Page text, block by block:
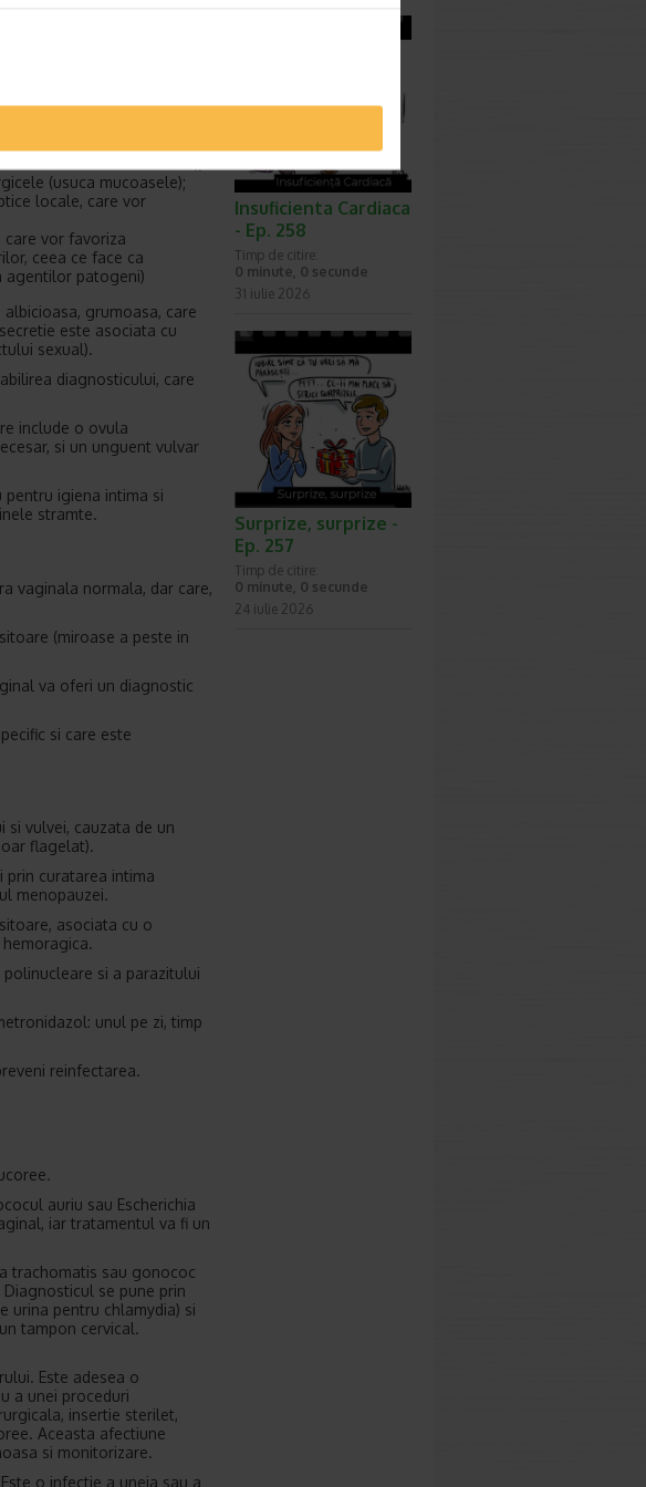
care de obicei face
(usuca mucoasele);
locale, care vor
vor favoriza
ceea ce face ca
agentilor patogeni)
grumoasa, care
este asociata cu
sexual).
diagnosticului, care
include o ovula
si un unguent vulvar
pentru igiena intima si
stramte.
vaginala normala, dar care,
(miroase a peste in
va oferi un diagnostic
si care este
si vulvei, cauzata de un
flagelat).
prin curatarea intima
menopauzei.
asociata cu o
si a parazitului
unul pe zi, timp
reinfectarea.
auriu sau Escherichia
iar tratamentul va fi un
trachomatis sau gonococ
se pune prin
urina pentru chlamydia) si
tampon cervical.
Este adesea o
a unei proceduri
insertie sterilet,
Aceasta afectiune
si monitorizare.
o infectie a uneia sau a
Insuficienta Cardiaca
- Ep. 258
Timp de citire:
0 minute, 0 secunde
31 iulie 2026
Surprize, surprize -
Ep. 257
Timp de citire:
0 minute, 0 secunde
24 iulie 2026